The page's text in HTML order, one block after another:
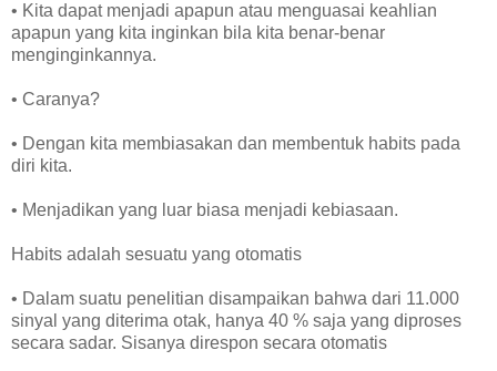
• Kita dapat menjadi apapun atau menguasai keahlian
apapun yang kita inginkan bila kita benar-benar
menginginkannya.
• Caranya?
• Dengan kita membiasakan dan membentuk habits pada
diri kita.
• Menjadikan yang luar biasa menjadi kebiasaan.
Habits adalah sesuatu yang otomatis
• Dalam suatu penelitian disampaikan bahwa dari 11.000
sinyal yang diterima otak, hanya 40 % saja yang diproses
secara sadar. Sisanya direspon secara otomatis